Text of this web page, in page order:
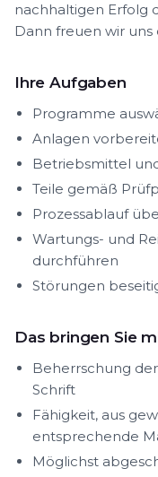
nachhaltigen Erfolg
Dann freuen wir uns
Ihre Aufgaben
Programme
Anlagen
Betriebsmittel
Teile gemäß
Prozessablauf
Wartungs- und
durchführen
Störungen
Das bringen Sie
Beherrschung
Schrift
Fähigkeit, aus
entsprechende
Möglichst